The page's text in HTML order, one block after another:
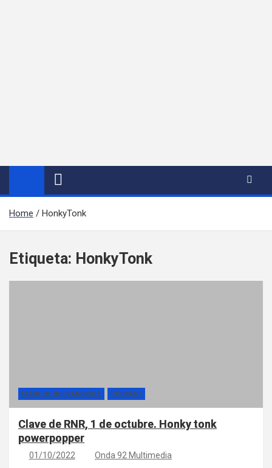
Home HonkyTonk
Etiqueta: HonkyTonk
CLAVE DE ROCKANDROLL PÓDCAST
Clave de RNR, 1 de octubre. Honky tonk
powerpopper
01/10/2022 Onda 92 Multimedia